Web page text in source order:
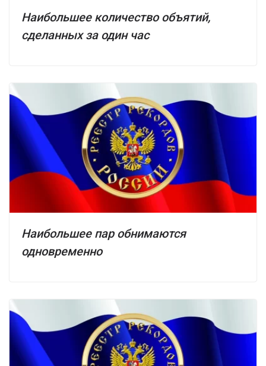
Наибольшее количество объятий,
сделанных за один час
Наибольшее пар обнимаются
одновременно